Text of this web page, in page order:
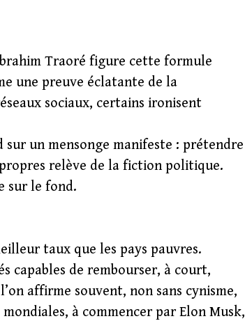
Traoré figure cette formule
une preuve éclatante de la
sociaux, certains ironisent
sur un mensonge manifeste : prétendre
relève de la fiction politique.
sur le fond.
taux que les pays pauvres.
capables de rembourser, à court,
affirme souvent, non sans cynisme,
à commencer par Elon Musk,